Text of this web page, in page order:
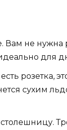
не нужна
для
розетка,
сухим